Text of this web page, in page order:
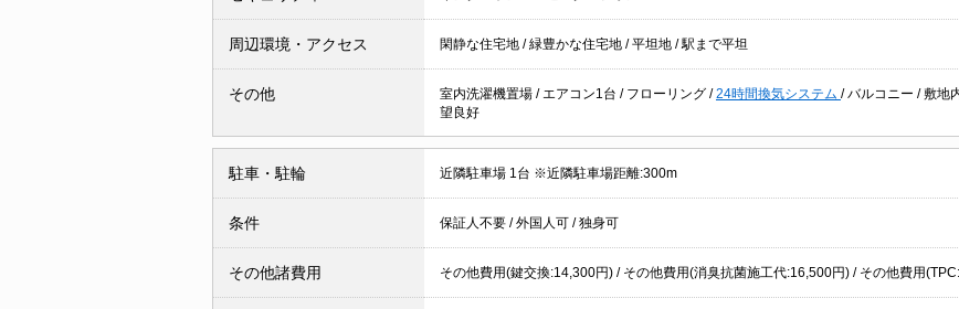
周辺環境・アクセス 閑静な住宅地 /緑豊かな住宅地 /平坦地 /駅まで平坦
その他 室内洗濯機置場 / エアコン1台 / フローリング /24時間換気システム /バルコニー /敷地
望良好
駐車・駐輪 近隣駐車場 1台 ※近隣駐車場距離:300m
条件 保証人不要 /外国人可 /独身可
その他諸費用 その他費用(鍵交換:14,300円) / その他費用(消臭抗菌施工代:16,500円) / その他費用